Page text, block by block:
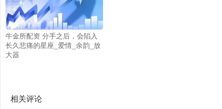
牛金所配资 分手之后，会陷入
长久悲痛的星座_爱情_余韵_放
大器
相关评论